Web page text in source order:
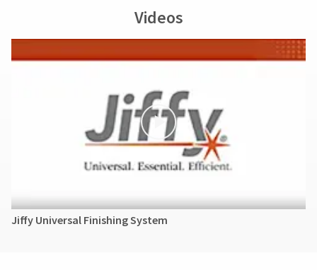
Videos
Jiffy Universal Finishing System